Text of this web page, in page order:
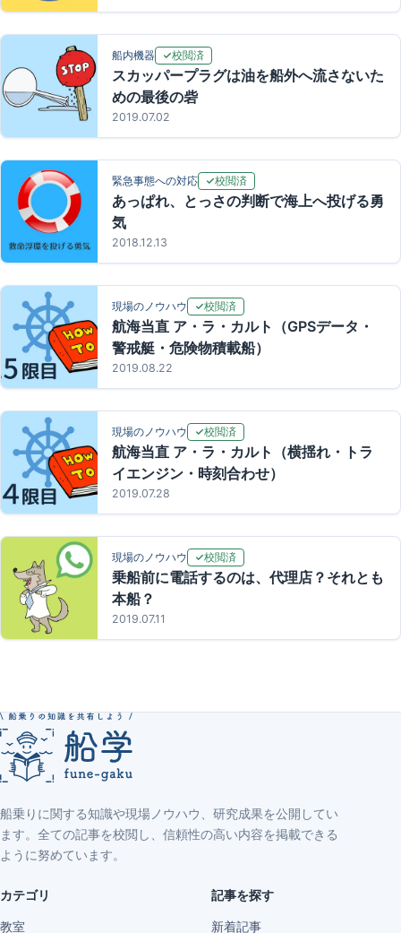
船内機器 校閲済
スカッパープラグは油を船外へ流さないた
めの最後の砦
2019.07.02
緊急事態への対応 校閲済
あっぱれ、とっさの判断で海上へ投げる勇
気
2018.12.13
現場のノウハウ 校閲済
航海当直 ア・ラ・カルト（GPSデータ・
警戒艇・危険物積載船）
2019.08.22
現場のノウハウ 校閲済
航海当直 ア・ラ・カルト（横揺れ・トラ
イエンジン・時刻合わせ）
2019.07.28
現場のノウハウ 校閲済
乗船前に電話するのは、代理店？それとも
本船？
2019.07.11
船乗りに関する知識や現場ノウハウ、研究成果を公開してい
ます。全ての記事を校閲し、信頼性の高い内容を掲載できる
ように努めています。
カテゴリ
教室
記事を探す
新着記事